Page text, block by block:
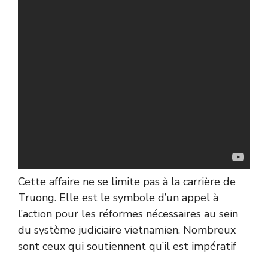
Cette affaire ne se limite pas à la carrière de
Truong. Elle est le symbole d’un appel à
l’action pour les réformes nécessaires au sein
du système judiciaire vietnamien. Nombreux
sont ceux qui soutiennent qu’il est impératif